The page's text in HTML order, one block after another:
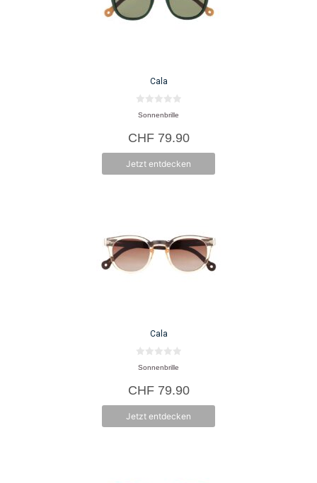
Cala
0
v
n
5
Sonnenbrille
CHF79.90
Jetzt entdecken
Cala
0
v
n
5
Sonnenbrille
CHF79.90
Jetzt entdecken